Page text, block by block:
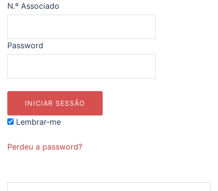
N.º Associado
Password
Lembrar-me
Perdeu a password?